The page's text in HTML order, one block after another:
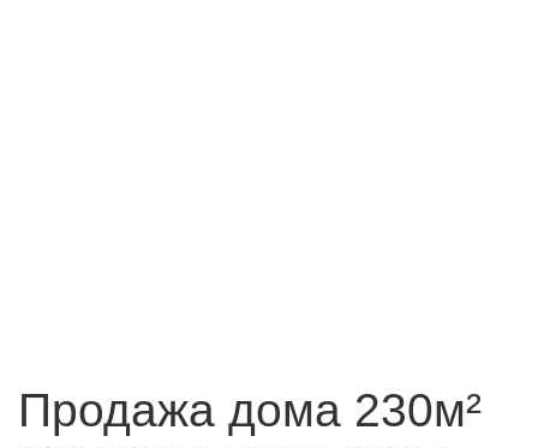
Продажа дома 230м²